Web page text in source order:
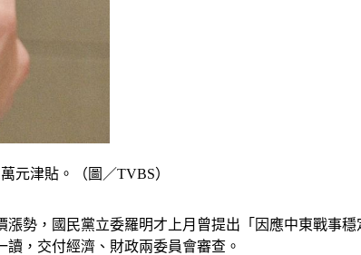
元津貼。（圖／TVBS）
勢，國民黨立委羅明才上月曾提出「因應中東戰事
，交付經濟、財政兩委員會審查。